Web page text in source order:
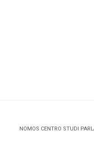
NOMOS CENTRO STUDI